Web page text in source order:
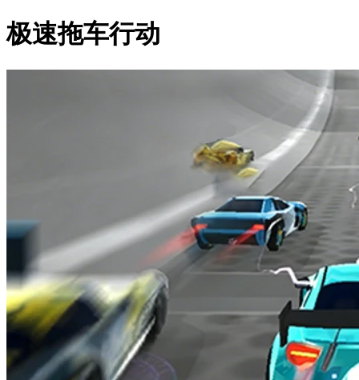
极速拖车行动